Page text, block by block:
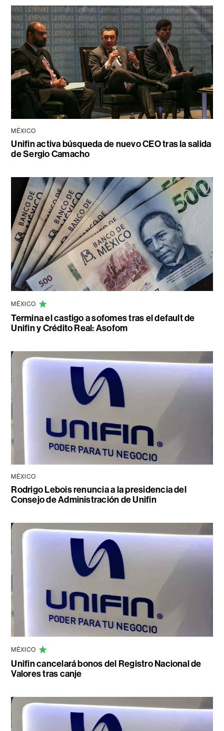
MÉXICO
Unifin activa búsqueda de nuevo CEO tras la salida
de Sergio Camacho
MÉXICO
Termina el castigo a sofomes tras el default de
Unifin y Crédito Real: Asofom
MÉXICO
Rodrigo Lebois renuncia a la presidencia del
Consejo de Administración de Unifin
MÉXICO
Unifin cancelará bonos del Registro Nacional de
Valores tras canje